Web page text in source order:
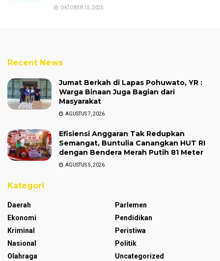
OKTOBER 15, 2025
Recent News
Jumat Berkah di Lapas Pohuwato, YR :
Warga Binaan Juga Bagian dari
Masyarakat
AGUSTUS 7, 2026
Efisiensi Anggaran Tak Redupkan
Semangat, Buntulia Canangkan HUT RI
dengan Bendera Merah Putih 81 Meter
AGUSTUS 5, 2026
Kategori
Daerah
Ekonomi
Kriminal
Nasional
Olahraga
Parlemen
Pendidikan
Peristiwa
Politik
Uncategorized